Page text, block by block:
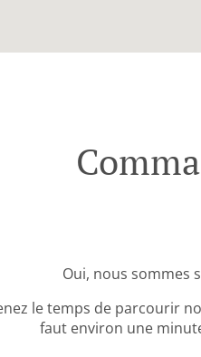
Oui, nous sommes
le temps de parcourir
faut environ une